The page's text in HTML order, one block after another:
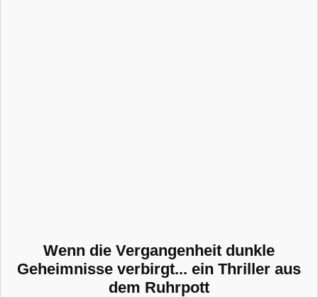
Wenn die Vergangenheit dunkle
Geheimnisse verbirgt... ein Thriller aus
dem Ruhrpott